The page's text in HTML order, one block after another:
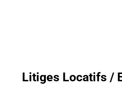
Litiges Locatifs /